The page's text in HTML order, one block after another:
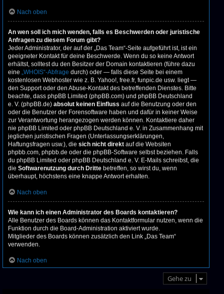
Nach oben
An wen soll ich mich wenden, falls es Beschwerden oder juristische
Anfragen zu diesem Forum gibt?
Jeder Administrator, der auf der „Das Team“-Seite aufgeführt ist, ist ein
geeigneter Kontakt für deine Beschwerde. Wenn du so keine Antwort
erhältst, solltest du den Besitzer der Domain kontaktieren (führe dazu
eine „WHOIS“-Abfrage durch) oder — falls diese Seite bei einem
kostenlosen Webhoster wie z. B. Yahoo!, free.fr, funpic.de usw. liegt —
den Support oder den Abuse-Kontakt des betreffenden Dienstes. Bitte
beachte, dass phpBB Limited (phpBB.com) und phpBB Deutschland
e. V. (phpBB.de) absolut keinen Einfluss auf die Benutzung oder den
oder die Benutzer der Forensoftware haben und dafür in keiner Weise
zur Verantwortung herangezogen werden können. Kontaktiere daher
nie phpBB Limited oder phpBB Deutschland e. V. in Zusammenhang mit
jeglichen juristischen Fragen (Unterlassungserklärungen,
Haftungsfragen usw.), die sich nicht direkt auf die Websiten
phpbb.com, phpbb.de oder die phpBB-Software selbst beziehen. Falls
du phpBB Limited oder phpBB Deutschland e. V. E-Mails schreibst, die
die Softwarenutzung durch Dritte betreffen, so wirst du, wenn
überhaupt, höchstens eine knappe Antwort erhalten.
Nach oben
Wie kann ich einen Administrator des Boards kontaktieren?
Alle Benutzer des Boards können das Kontaktformular nutzen, wenn die
Funktion durch die Board-Administration aktiviert wurde.
Mitglieder des Boards können zusätzlich den Link „Das Team“
verwenden.
Nach oben
Gehe zu